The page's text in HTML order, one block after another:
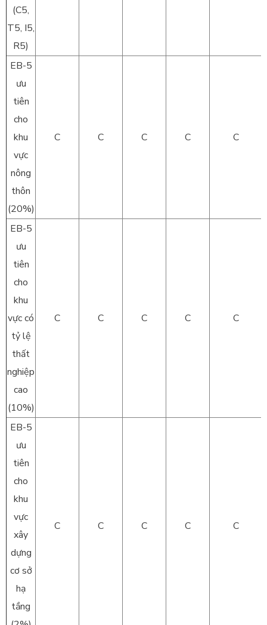
(C5,
T5, I5,
R5)
EB-5
ưu
tiên
cho
khu
vực
nông
thôn
(20%)
C C C C C
EB-5
ưu
tiên
cho
khu
vực có
tỷ lệ
thất
nghiệp
cao
(10%)
C C C C C
EB-5
ưu
tiên
cho
khu
vực
xây
dựng
cơ sở
hạ
tầng
C C C C C